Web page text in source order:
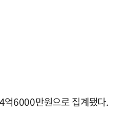
억6000만원으로 집계됐다.